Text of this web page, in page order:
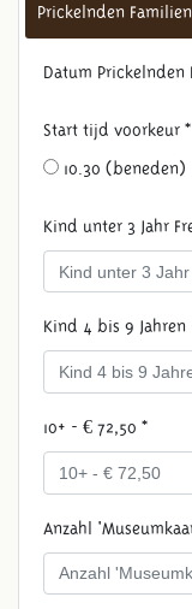
Prickelnden
Datum
Start tijd voorkeur *
10.30 (beneden)
Kind unter 3 Jahr
Kind 4 bis 9 Jahren
10+ - € 72,50 *
Anzahl